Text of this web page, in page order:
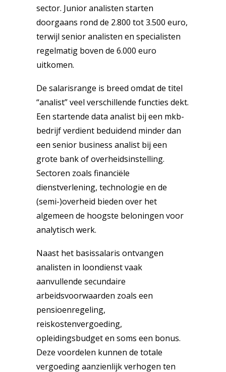
sector. Junior analisten starten
doorgaans rond de 2.800 tot 3.500 euro,
terwijl senior analisten en specialisten
regelmatig boven de 6.000 euro
uitkomen.
De salarisrange is breed omdat de titel
“analist” veel verschillende functies dekt.
Een startende data analist bij een mkb-
bedrijf verdient beduidend minder dan
een senior business analist bij een
grote bank of overheidsinstelling.
Sectoren zoals financiële
dienstverlening, technologie en de
(semi-)overheid bieden over het
algemeen de hoogste beloningen voor
analytisch werk.
Naast het basissalaris ontvangen
analisten in loondienst vaak
aanvullende secundaire
arbeidsvoorwaarden zoals een
pensioenregeling,
reiskostenvergoeding,
opleidingsbudget en soms een bonus.
Deze voordelen kunnen de totale
vergoeding aanzienlijk verhogen ten